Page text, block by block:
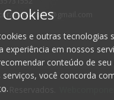
Reservados.
e outras tecnologias
experiência em nossos
conteúdo de seu
você concorda